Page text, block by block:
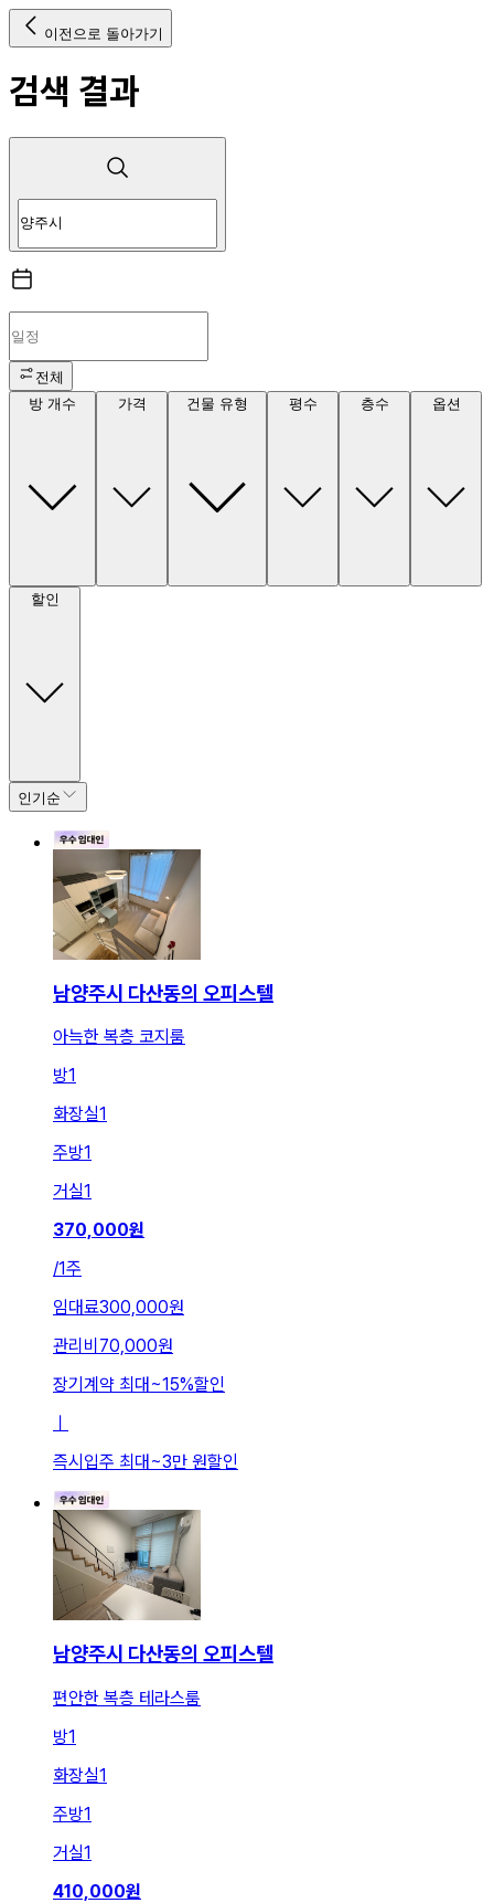
이전으로 돌아가기
검색 결과
전체
방 개수
가격 건물 유형 평수 층수 옵션
할인
인기순
남양주시 다산동의 오피스텔
아늑한 복층 코지룸
방1
화장실1
주방1
거실1
370,000원
/1주
임대료300,000원
관리비 70,000원
장기계약 최대 ~15%할인
즉시입주 최대 ~3만 원할인
남양주시 다산동의 오피스텔
편안한 복층 테라스룸
방1
화장실1
주방1
거실1
410,000원